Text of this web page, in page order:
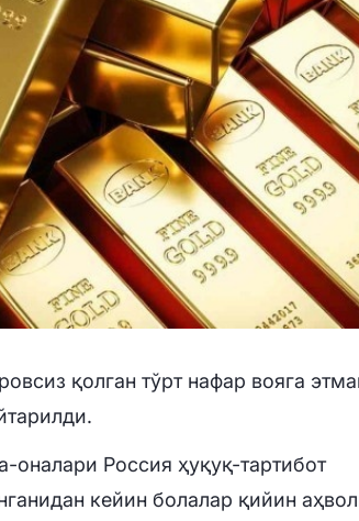
қолган тўрт нафар вояга
оналари Россия ҳуқуқ-тартибот
кейин болалар қийин